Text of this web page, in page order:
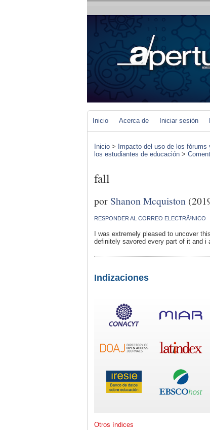
Inicio Acerca de Iniciar sesión
Inicio > Impacto del uso de los
los estudiantes de educación >
fall
porShanon Mcquiston
RESPONDER AL CORREO ELECTRÃ³NICO
I was extremely pleased to uncover
definitely savored every part of it and i
Indizaciones
Otros índices